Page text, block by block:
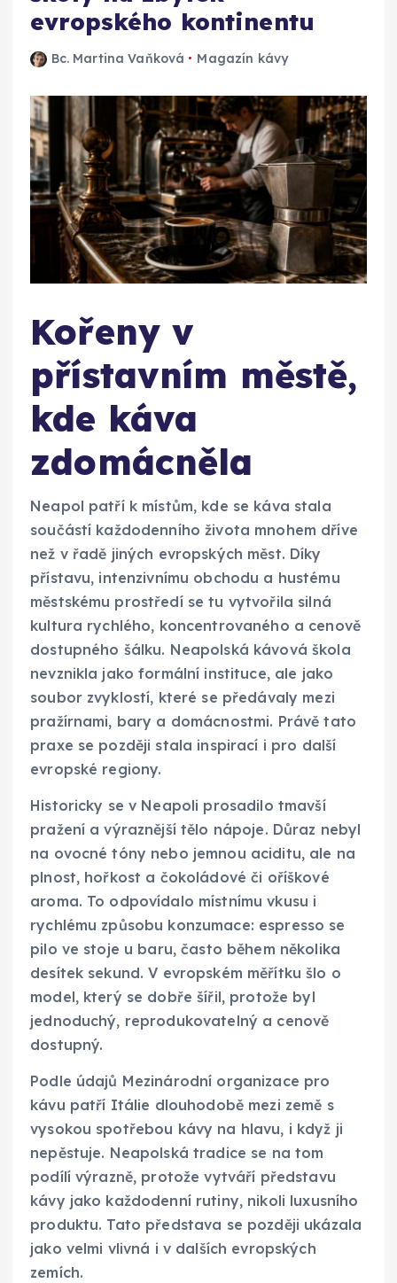
evropského kontinentu
Bc. Martina Vaňková Magazín kávy
Kořeny v
přístavním městě,
kde káva
zdomácněla
Neapol patří k místům, kde se káva stala
součástí každodenního života mnohem dříve
než v řadě jiných evropských měst. Díky
přístavu, intenzivnímu obchodu a hustému
městskému prostředí se tu vytvořila silná
kultura rychlého, koncentrovaného a cenově
dostupného šálku. Neapolská kávová škola
nevznikla jako formální instituce, ale jako
soubor zvyklostí, které se předávaly mezi
pražírnami, bary a domácnostmi. Právě tato
praxe se později stala inspirací i pro další
evropské regiony.
Historicky se v Neapoli prosadilo tmavší
pražení a výraznější tělo nápoje. Důraz nebyl
na ovocné tóny nebo jemnou aciditu, ale na
plnost, hořkost a čokoládové či oříškové
aroma. To odpovídalo místnímu vkusu i
rychlému způsobu konzumace: espresso se
pilo ve stoje u baru, často během několika
desítek sekund. V evropském měřítku šlo o
model, který se dobře šířil, protože byl
jednoduchý, reprodukovatelný a cenově
dostupný.
Podle údajů Mezinárodní organizace pro
kávu patří Itálie dlouhodobě mezi země s
vysokou spotřebou kávy na hlavu, i když ji
nepěstuje. Neapolská tradice se na tom
podílí výrazně, protože vytváří představu
kávy jako každodenní rutiny, nikoli luxusního
produktu. Tato představa se později ukázala
jako velmi vlivná i v dalších evropských
zemích.